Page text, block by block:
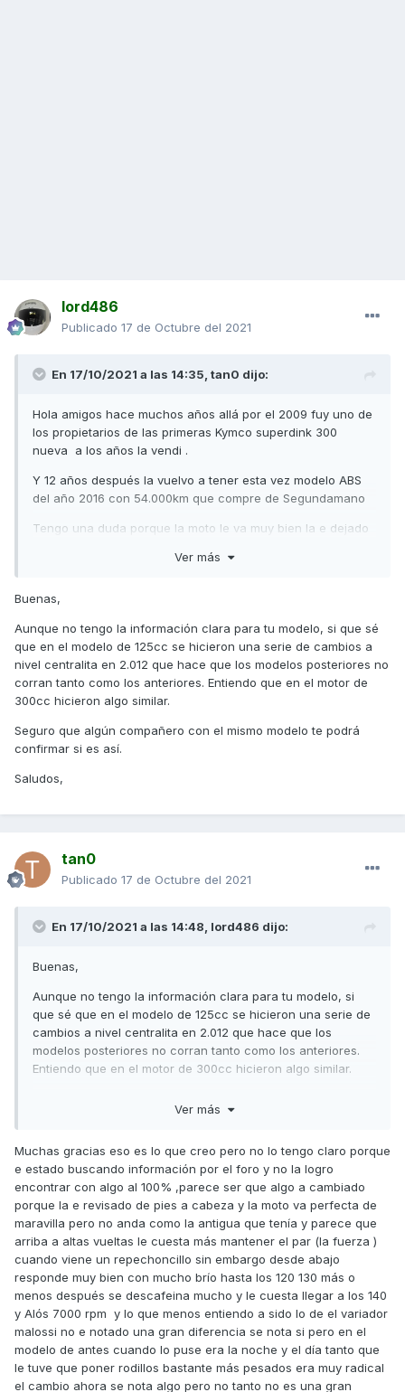
lord486
Publicado 17 de Octubre del 2021
En 17/10/2021 a las 14:35, tan0 dijo:
Hola amigos hace muchos años allá por el 2009 fuy uno de
los propietarios de las primeras Kymco superdink 300
nueva a los años la vendi .
Y 12 años después la vuelvo a tener esta vez modelo ABS
del año 2016 con 54.000km que compre de Segundamano
Tengo una duda porque la moto le va muy bien la e dejado
155kmh de marcador y unas 8100rpm aprox
Esta de ahora me le cuesta coger los 140kmh estando toda
Tiene todo hecho Correa aceite filtros y le e cambiado el
embrague y le e puesto tanto embrague como variador
malossi y la cosa a empeorado como suele pasar coge
menos punta pero esque ahora le cuesta más coger los
un repechoncillo de nada baja a 130 y 6500rpm no sé es
cómo que la fuerza la pierde el sonido y la fuerza es
variador por el malossi y 18gr no noto como en la antigua
Tanto a cambiado el modelo ABS con respecto a las de
Tienen menos fuerza ?
Dejaros de decirme que si tengo que leer porque antes de
a los que e leído que les pasa nadie les a dado una
gracias y si esque es así el modelo ABS pues también
decírmelo que es normal y asin no me calentarse la cabeza
porque no paro de revisar y mirar que puede ser también e
hecho reglaje de válvulas no se ya bueno hay os lo dejo y
perdonar el tocho pero si no no me puedo explicar bien
para que me ayudeis gracias de antemano kompis
Ver más
Buenas,
Aunque no tengo la información clara para tu modelo, si que sé
que en el modelo de 125cc se hicieron una serie de cambios a
nivel centralita en 2.012 que hace que los modelos posteriores no
corran tanto como los anteriores. Entiendo que en el motor de
300cc hicieron algo similar.
Seguro que algún compañero con el mismo modelo te podrá
confirmar si es así.
Saludos,
tan0
Publicado 17 de Octubre del 2021
En 17/10/2021 a las 14:48, lord486 dijo:
Buenas,
Aunque no tengo la información clara para tu modelo, si
que sé que en el modelo de 125cc se hicieron una serie de
cambios a nivel centralita en 2.012 que hace que los
modelos posteriores no corran tanto como los anteriores.
Entiendo que en el motor de 300cc hicieron algo similar.
podrá confirmar si es así.
Saludos,
Ver más
Muchas gracias eso es lo que creo pero no lo tengo claro porque
e estado buscando información por el foro y no la logro
encontrar con algo al 100% ,parece ser que algo a cambiado
porque la e revisado de pies a cabeza y la moto va perfecta de
maravilla pero no anda como la antigua que tenía y parece que
arriba a altas vueltas le cuesta más mantener el par (la fuerza )
cuando viene un repechoncillo sin embargo desde abajo
responde muy bien con mucho brío hasta los 120 130 más o
menos después se descafeina mucho y le cuesta llegar a los 140
y Alós 7000 rpm y lo que menos entiendo a sido lo de el variador
malossi no e notado una gran diferencia se nota si pero en el
modelo de antes cuando lo puse era la noche y el día tanto que
le tuve que poner rodillos bastante más pesados era muy radical
el cambio ahora se nota algo pero no tanto no es una gran